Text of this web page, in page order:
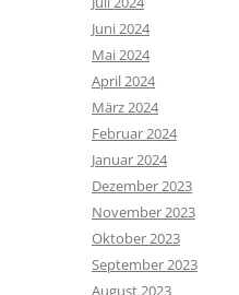
Juni 2024
Mai 2024
April 2024
März 2024
Februar 2024
Januar 2024
Dezember 2023
November 2023
Oktober 2023
September 2023
August 2023